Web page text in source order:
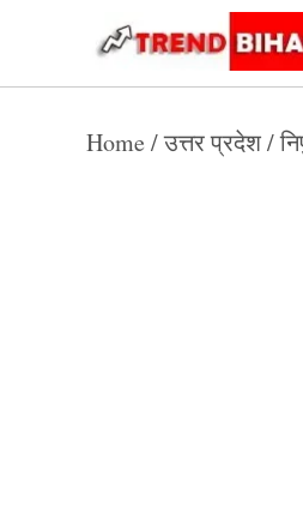
content
Home /उत्तर प्रदेश/